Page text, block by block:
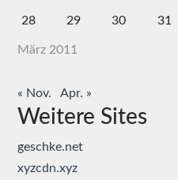
März 2011
28
29 30 31
« Nov. Apr. »
Weitere Sites
geschke.net
xyzcdn.xyz